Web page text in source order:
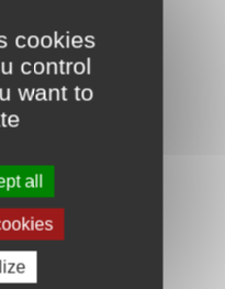
cookies
control
want to
all
santé